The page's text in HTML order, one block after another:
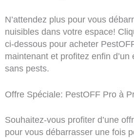
N’attendez plus pour vous
nuisibles dans votre espace!
ci-dessous pour acheter
maintenant et profitez enfin d’un
sans pests.
Offre Spéciale: PestOFF Pro à
Souhaitez-vous profiter d’une
pour vous débarrasser une fois